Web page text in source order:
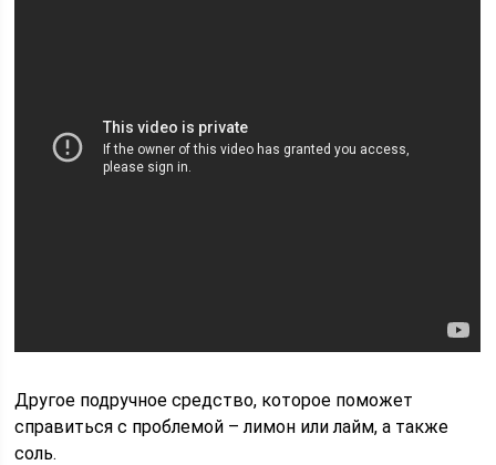
Другое подручное средство, которое поможет
справиться с проблемой – лимон или лайм, а также
соль.